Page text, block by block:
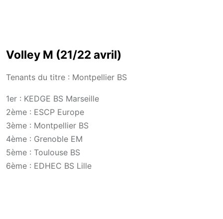
Volley M (21/22 avril)
Tenants du titre : Montpellier BS
1er : KEDGE BS Marseille
2ème : ESCP Europe
3ème : Montpellier BS
4ème : Grenoble EM
5ème : Toulouse BS
6ème : EDHEC BS Lille